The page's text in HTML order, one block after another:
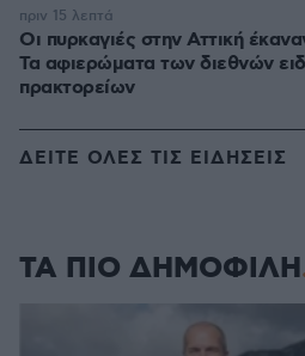
Οι πυρκαγιές στην Αττική
Τα αφιερώματα των διεθνών
πρακτορείων
πριν 15 λεπτά
ΔΕΙΤΕ ΟΛΕΣ ΤΙΣ ΕΙΔΗΣΕΙΣ
ΤΑ ΠΙΟ ΔΗΜΟΦΙΛΗ